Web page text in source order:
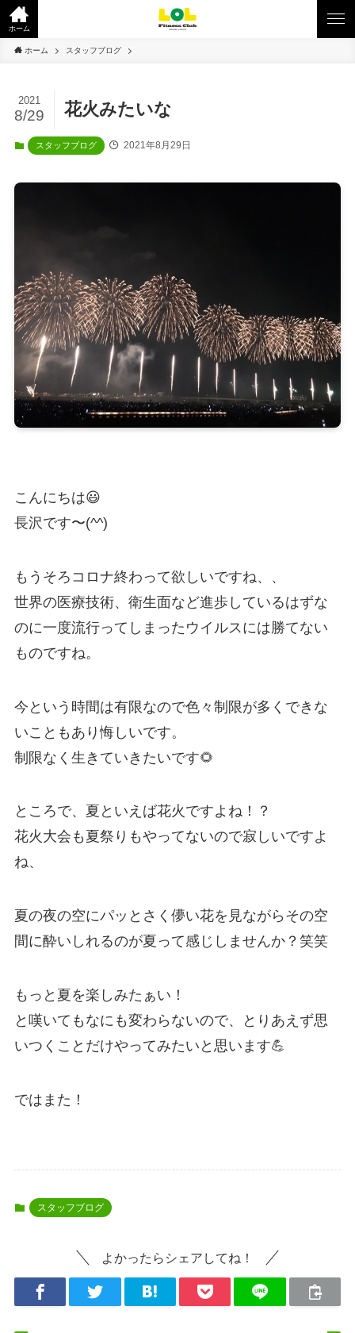
ホーム
ホーム スタッフブログ
花火みたいな
2021
8/29
スタッフブログ 2021年8月29日
こんにちは😃
長沢です〜(^^)
もうそろコロナ終わって欲しいですね、、
世界の医療技術、衛生面など進歩しているはずな
のに一度流行ってしまったウイルスには勝てない
ものですね。
今という時間は有限なので色々制限が多くできな
いこともあり悔しいです。
制限なく生きていきたいです🌻
ところで、夏といえば花火ですよね！？
花火大会も夏祭りもやってないので寂しいですよ
ね、
夏の夜の空にパッとさく儚い花を見ながらその空
間に酔いしれるのが夏って感じしませんか？笑笑
もっと夏を楽しみたぁい！
と嘆いてもなにも変わらないので、とりあえず思
いつくことだけやってみたいと思います💪
ではまた！
スタッフブログ
よかったらシェアしてね！